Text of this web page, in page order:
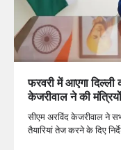
फरवरी में आएगा
केजरीवाल ने की
सीएम अरविंद केजरीवाल ने
तैयारियां तेज करने के दिए